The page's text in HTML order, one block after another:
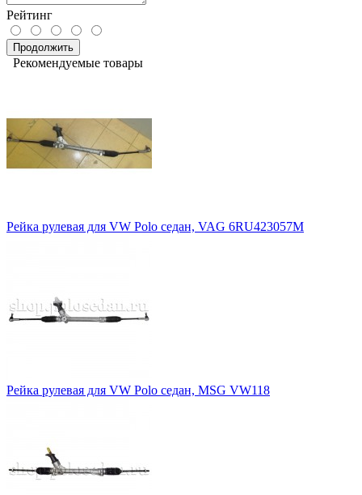
Рейтинг
Продолжить
Рекомендуемые товары
Рейка рулевая для VW Polo седан, VAG 6RU423057M
Рейка рулевая для VW Polo седан, MSG VW118